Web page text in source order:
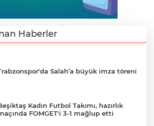
Haberler
Salah’a büyük imza töreni
Kadın Futbol Takımı, hazırlık
FOMGET'i 3-1 mağlup etti